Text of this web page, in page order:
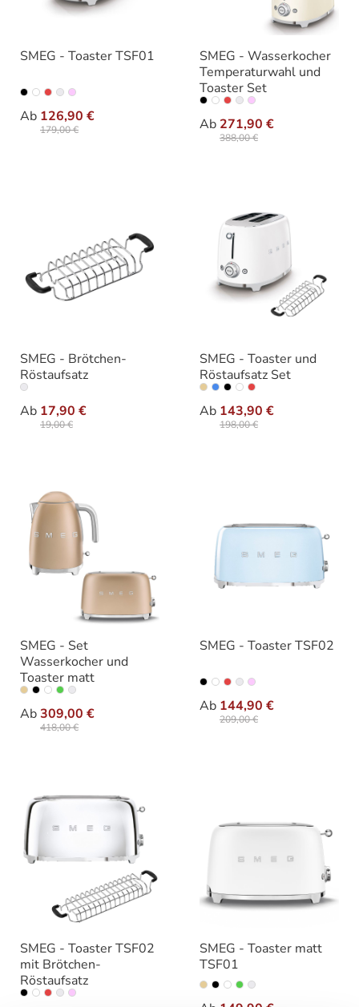
SMEG - Toaster TSF01
Ab 126,90 €
179,00 €
Farbe auswählen
SMEG - Wasserkocher
Temperaturwahl und
Toaster Set
Ab 271,90 €
388,00 €
Farbe auswählen
SMEG - Brötchen-
Röstaufsatz
Ab 17,90 €
19,00 €
Variante
SMEG - Toaster und
Röstaufsatz Set
Ab 143,90 €
198,00 €
Farbe auswählen
SMEG - Set
Wasserkocher und
Toaster matt
Ab309,00 €
418,00 €
Farbe auswählen
SMEG - Toaster TSF02
Ab 144,90 €
209,00 €
Farbe auswählen
SMEG - Toaster TSF02
mit Brötchen-
Röstaufsatz
SMEG - Toaster matt
TSF01
Farbe auswählen